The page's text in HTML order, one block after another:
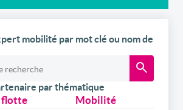
mobilité par mot clé ou nom de
par thématique
flotte
Mobilité